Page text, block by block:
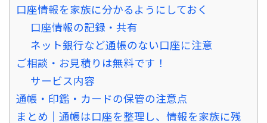
口座情報を家族に分かるようにしておく
口座情報の記録・共有
ネット銀行など通帳のない口座に注意
ご相談・お見積りは無料です！
サービス内容
通帳・印鑑・カードの保管の注意点
まとめ｜通帳は口座を整理し、情報を家族に残